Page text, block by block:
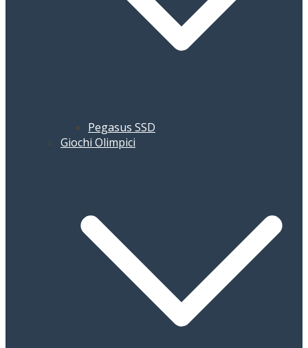
Pegasus SSD
Giochi Olimpici